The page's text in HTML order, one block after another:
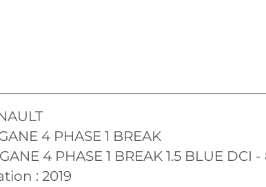
4 PHASE 1 BREAK
4 PHASE 1 BREAK 1.5 BLUE DCI
: 2019